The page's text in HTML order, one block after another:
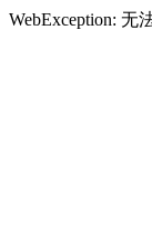
WebException: 无